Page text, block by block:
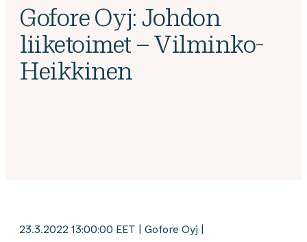
Gofore Oyj: Johdon
liiketoimet – Vilminko-
Heikkinen
23.3.2022 13:00:00 EET | Gofore Oyj |